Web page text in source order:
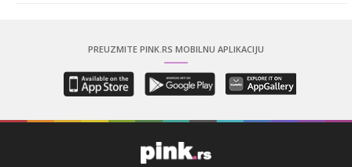
PREUZMITE PINK.RS MOBILNU APLIKACIJU